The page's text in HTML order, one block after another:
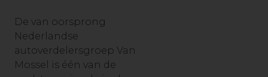
De van oorsprong
Nederlandse
autoverdelersgroep Van
Mossel is één van de